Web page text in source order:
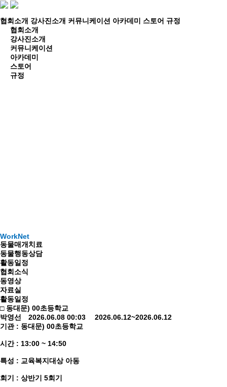
협회소개 강사진소개 커뮤니케이션 아카데미 스토어 규정
협회소개
강사진소개
커뮤니케이션
아카데미
스토어
규정
WorkNet
동물매개치료
동물행동상담
활동일정
협회소식
동영상
자료실
활동일정
□ 동대문) 00초등학교
박영선 2026.06.08 00:03 2026.06.12~2026.06.12
기관 : 동대문) 00초등학교
시간 : 13:00 ~ 14:50
특성 : 교육복지대상 아동
회기 : 상반기 5회기